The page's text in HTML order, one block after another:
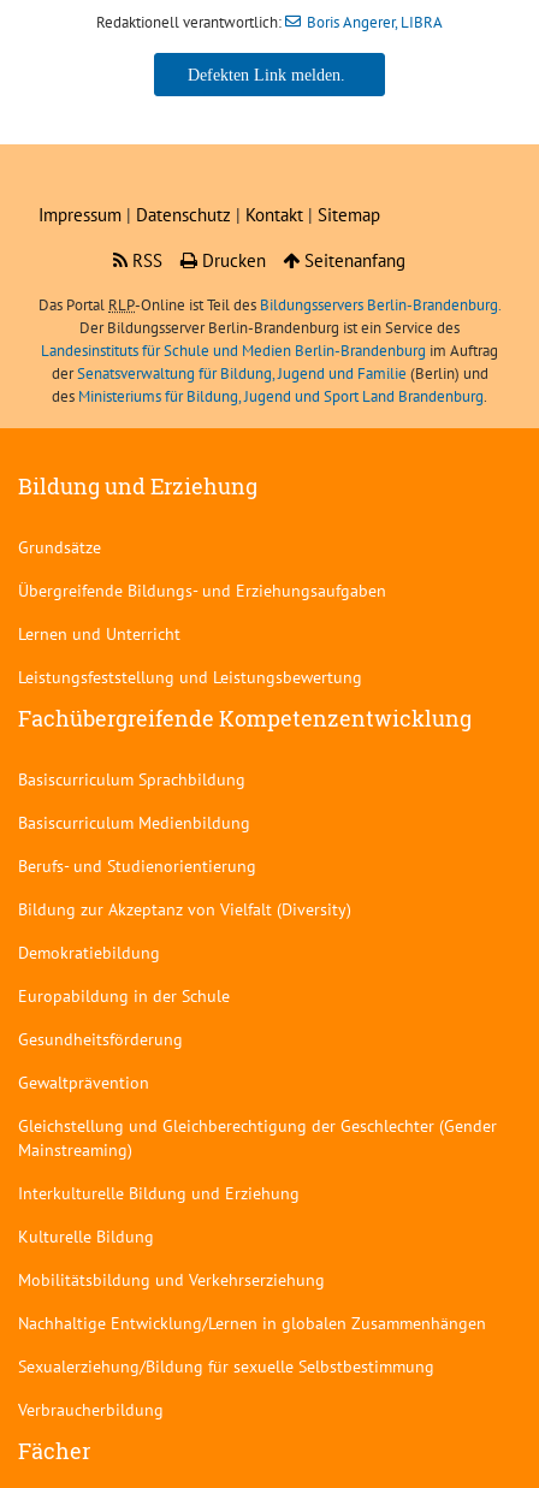
Redaktionell verantwortlich: Boris Angerer, LIBRA
Boris Angerer, LIBRA
Impressum | Datenschutz | Kontakt | Sitemap
RSS
Drucken Seitenanfang
Das Portal RLP-Online ist Teil des Bildungsservers Berlin-Brandenburg.
Der Bildungsserver Berlin-Brandenburg ist ein Service des
Landesinstituts für Schule und Medien Berlin-Brandenburg im Auftrag
derSenatsverwaltung für Bildung, Jugend und Familie (Berlin) und
des Ministeriums für Bildung, Jugend und Sport Land Brandenburg.
Bildung und Erziehung
Grundsätze
Übergreifende Bildungs- und Erziehungsaufgaben
Lernen und Unterricht
Leistungsfeststellung und Leistungsbewertung
Fachübergreifende Kompetenzentwicklung
Basiscurriculum Sprachbildung
Basiscurriculum Medienbildung
Berufs- und Studienorientierung
Bildung zur Akzeptanz von Vielfalt (Diversity)
Demokratiebildung
Europabildung in der Schule
Gesundheitsförderung
Gewaltprävention
Gleichstellung und Gleichberechtigung der Geschlechter (Gender
Mainstreaming)
Interkulturelle Bildung und Erziehung
Kulturelle Bildung
Mobilitätsbildung und Verkehrserziehung
Nachhaltige Entwicklung/Lernen in globalen Zusammenhängen
Sexualerziehung/Bildung für sexuelle Selbstbestimmung
Verbraucherbildung
Fächer